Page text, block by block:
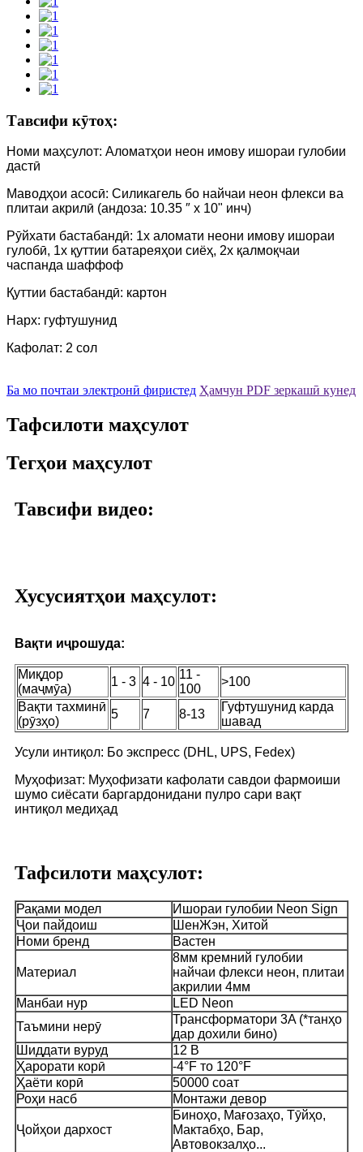
Тавсифи кӯтоҳ:
Номи маҳсулот: Аломатҳои неон имову ишораи гулобии
дастӣ
Маводҳои асосӣ: Силикагель бо найчаи неон флекси ва
плитаи акрилӣ (андоза: 10.35 ″ x 10" инч)
Рӯйхати бастабандӣ: 1x аломати неони имову ишораи
гулобӣ, 1x қуттии батареяҳои сиёҳ, 2х қалмоқчаи
часпанда шаффоф
Қуттии бастабандӣ: картон
Нарх: гуфтушунид
Кафолат: 2 сол
Ба мо почтаи электронӣ фиристед Ҳамчун PDF зеркашӣ кунед
Тафсилоти маҳсулот
Тегҳои маҳсулот
Тавсифи видео:
Хусусиятҳои маҳсулот:
Вақти иҷрошуда:
Миқдор
(маҷмӯа)
1 - 3 4 - 10
11 -
100
>100
Вақти тахминӣ
(рӯзҳо)
5 7 8-13
Гуфтушунид карда
шавад
Усули интиқол: Бо экспресс (DHL, UPS, Fedex)
Муҳофизат: Муҳофизати кафолати савдои фармоиши
шумо сиёсати баргардонидани пулро сари вақт
интиқол медиҳад
Тафсилоти маҳсулот:
Рақами модел
Ишораи гулобии Neon Sign
Ҷои пайдоиш
ШенЖэн, Хитой
Номи бренд
Вастен
Материал
8мм кремний гулобии
найчаи флекси неон, плитаи
акрилии 4мм
Манбаи нур
LED Neon
Таъмини нерӯ
Трансформатори 3A (*танҳо
дар дохили бино)
Шиддати вуруд
12 В
Ҳарорати корӣ
-4°F то 120°F
Ҳаёти корӣ
50000 соат
Роҳи насб
Монтажи девор
Ҷойҳои дархост
Биноҳо, Мағозаҳо, Тӯйҳо,
Мактабҳо, Бар,
Автовокзалҳо...